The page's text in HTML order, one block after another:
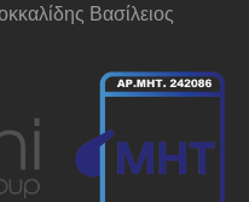
Βασίλειος